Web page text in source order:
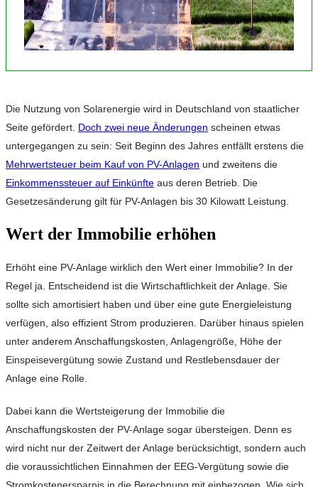
Die Nutzung von Solarenergie wird in Deutschland von staatlicher
Seite gefördert. Doch zwei neue Änderungen scheinen etwas
untergegangen zu sein: Seit Beginn des Jahres entfällt erstens die
Mehrwertsteuer beim Kauf von PV-Anlagen und zweitens die
Einkommenssteuer auf Einkünfte aus deren Betrieb. Die
Gesetzesänderung gilt für PV-Anlagen bis 30 Kilowatt Leistung.
Wert der Immobilie erhöhen
Erhöht eine PV-Anlage wirklich den Wert einer Immobilie? In der
Regel ja. Entscheidend ist die Wirtschaftlichkeit der Anlage. Sie
sollte sich amortisiert haben und über eine gute Energieleistung
verfügen, also effizient Strom produzieren. Darüber hinaus spielen
unter anderem Anschaffungskosten, Anlagengröße, Höhe der
Einspeisevergütung sowie Zustand und Restlebensdauer der
Anlage eine Rolle.
Dabei kann die Wertsteigerung der Immobilie die
Anschaffungskosten der PV-Anlage sogar übersteigen. Denn es
wird nicht nur der Zeitwert der Anlage berücksichtigt, sondern auch
die voraussichtlichen Einnahmen der EEG-Vergütung sowie die